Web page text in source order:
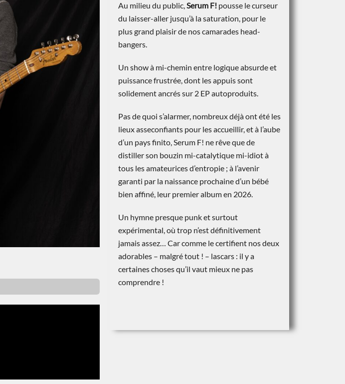
Au milieu du public,Serum F!pousse le curseur
du laisser-aller jusqu’à la saturation, pour le
plus grand plaisir de nos camarades head-
bangers.
Un show à mi-chemin entre logique absurde et
puissance frustrée, dont les appuis sont
solidement ancrés sur 2 EP autoproduits.
Pas de quoi s’alarmer, nombreux déjà ont été les
lieux asseconfiants pour les accueillir, et à l’aube
d’un pays finito, Serum F! ne rêve que de
distiller son bouzin mi-catalytique mi-idiot à
tous les amateurices d’entropie ; à l’avenir
garanti par la naissance prochaine d’un bébé
bien affiné, leur premier album en 2026.
Un hymne presque punk et surtout
expérimental, où trop n’est définitivement
jamais assez… Car comme le certifient nos deux
adorables – malgré tout ! – lascars : il y a
certaines choses qu’il vaut mieux ne pas
comprendre !